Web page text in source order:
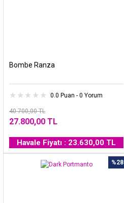
Bombe Ranza
0.0 Puan - 0 Yorum
40.700,00 TL
27.800,00 TL
Havale Fiyatı : 23.630,00 TL
%28